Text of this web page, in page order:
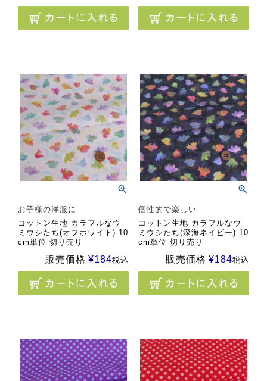
お子様の洋服に
コットン生地 カラフルなウ
ミウシたち(オフホワイト) 10
cm単位 切り売り
販売価格 ¥184税込
個性的で楽しい
コットン生地 カラフルなウ
ミウシたち(深海ネイビー) 10
cm単位 切り売り
販売価格 ¥184税込